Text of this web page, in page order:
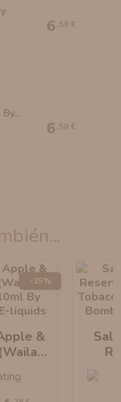
6 ,50 €
6 ,50 €
&
Liquids
-25%